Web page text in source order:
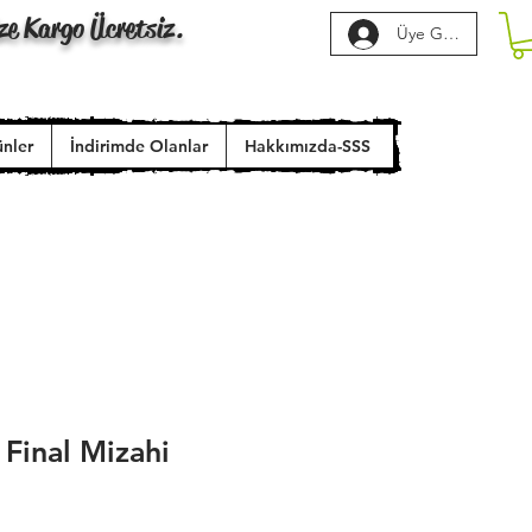
Kargo Ücretsiz. Üye Girişi
İndirimde Olanlar Hakkımızda-SSS
Mizahi